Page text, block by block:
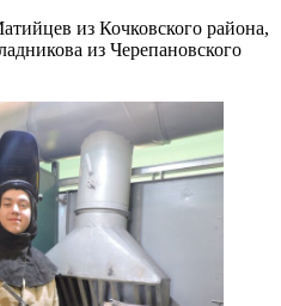
из Кочковского района,
из Черепановского